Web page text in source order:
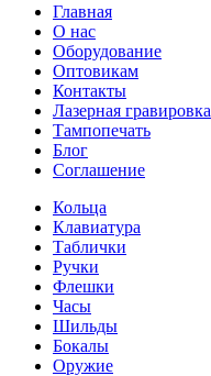
Главная
О нас
Оборудование
Оптовикам
Контакты
Лазерная гравировка
Тампопечать
Блог
Соглашение
Кольца
Клавиатура
Таблички
Ручки
Флешки
Часы
Шильды
Бокалы
Оружие